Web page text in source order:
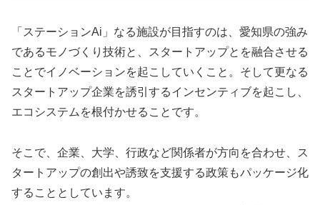
「ステーションAi」なる施設が目指すのは、愛知県の強み
であるモノづくり技術と、スタートアップとを融合させる
ことでイノベーションを起こしていくこと。そして更なる
スタートアップ企業を誘引するインセンティブを起こし、
エコシステムを根付かせることです。
そこで、企業、大学、行政など関係者が方向を合わせ、ス
タートアップの創出や誘致を支援する政策もパッケージ化
することとしています。